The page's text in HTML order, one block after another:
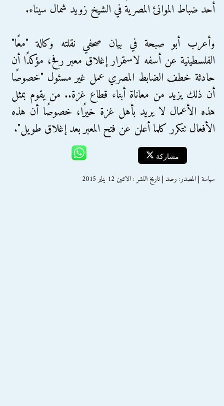
أحد ضباط الموانئ المصرية في الشيخ زويد شمال سيناء.
وأعرب أبو صبحة في بيان صحفي نقلته وكالة "معًا"
الفلسطينية عن أسفه لاستمرار إغلاق معبر رفح، مؤكدًا أن
حادثة خطف الضابط المصري عمل غير مسئول "خصوصًا
أن ذلك يزيد من معاناة أبناء قطاع غزة.. من يقوم بمثل
هذه الأعمال لا يريد بأهل غزة خيرًا، خصوصًا أن هذه
الأفعال تتكرر كلما أعلن عن فتح المعبر بعد إغلاق طويل".
مشاركة
سياسة | المصدر: رصد | تاريخ النشر : الاثنين 12 يناير 2015